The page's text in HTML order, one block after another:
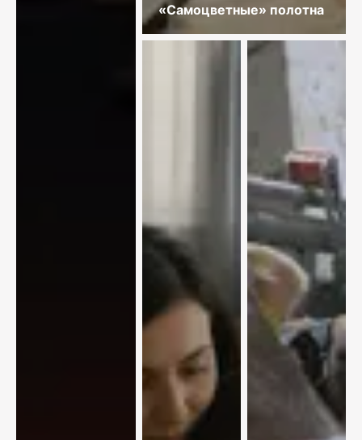
«Самоцветные» полотна